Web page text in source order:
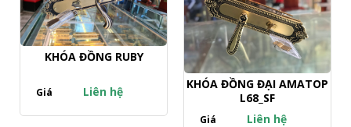
KHÓA ĐỒNG RUBY
Giá Liên hệ
KHÓA ĐỒNG ĐẠI AMATOP
L68_SF
Giá Liên hệ